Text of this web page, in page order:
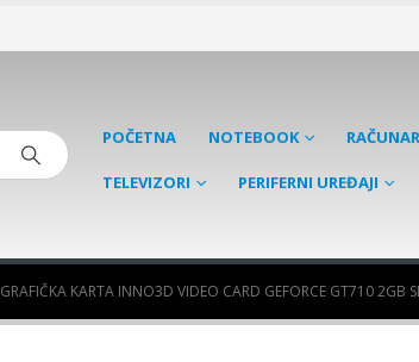
POČETNA NOTEBOOK
TELEVIZORI PERIFERNI UREĐAJI
GRAFIČKA KARTA INNO3D VIDEO CARD GEFORCE GT710